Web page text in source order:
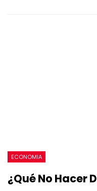
ECONOMIA
¿Qué No Hacer